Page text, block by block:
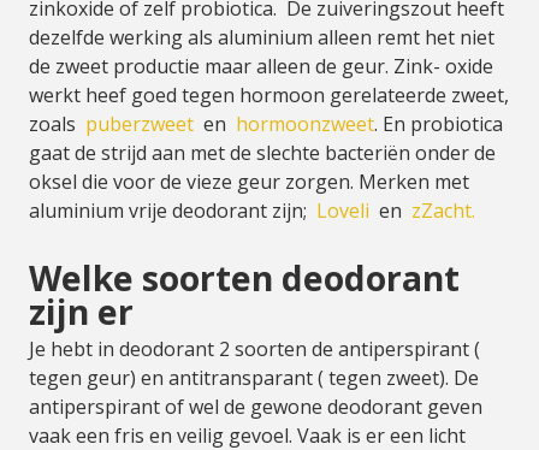
zinkoxide of zelf probiotica. De zuiveringszout heeft
dezelfde werking als aluminium alleen remt het niet
de zweet productie maar alleen de geur. Zink- oxide
werkt heef goed tegen hormoon gerelateerde zweet,
zoals puberzweet en hormoonzweet. En probiotica
gaat de strijd aan met de slechte bacteriën onder de
oksel die voor de vieze geur zorgen. Merken met
aluminium vrije deodorant zijn; Loveli en zZacht.
Welke soorten deodorant
zijn er
Je hebt in deodorant 2 soorten de antiperspirant (
tegen geur) en antitransparant ( tegen zweet). De
antiperspirant of wel de gewone deodorant geven
vaak een fris en veilig gevoel. Vaak is er een licht